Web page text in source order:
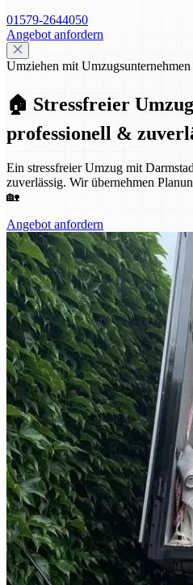
01579-2644050
Angebot anfordern
Umziehen mit
🏠 Stressfreier
professionell &
Ein stressfreier Umzug mit
zuverlässig. Wir übernehmen
🏡
Angebot anfordern